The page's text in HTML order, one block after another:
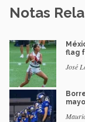
Notas
flag
José